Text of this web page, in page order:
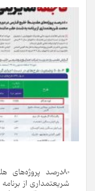
80درصد
شریعتمداری از